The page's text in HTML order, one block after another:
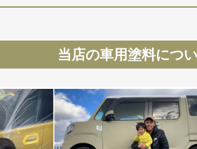
当店の車用塗料につ